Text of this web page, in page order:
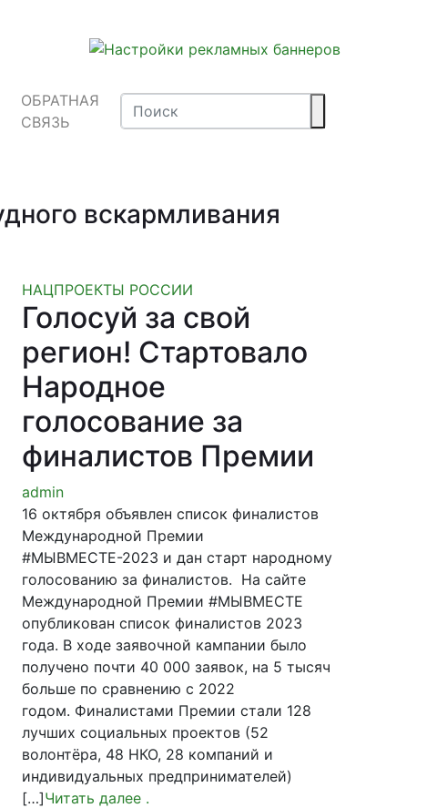
ОБРАТНАЯ
СВЯЗЬ
вскармливания
НАЦПРОЕКТЫ РОССИИ
Голосуй за свой
регион! Стартовало
Народное
голосование за
финалистов Премии
admin
16 октября объявлен список финалистов
Международной Премии
#МЫВМЕСТЕ-2023 и дан старт народному
голосованию за финалистов. На сайте
Международной Премии #МЫВМЕСТЕ
опубликован список финалистов 2023
года. В ходе заявочной кампании было
получено почти 40 000 заявок, на 5 тысяч
больше по сравнению с 2022
годом. Финалистами Премии стали 128
лучших социальных проектов (52
волонтёра, 48 НКО, 28 компаний и
индивидуальных предпринимателей)
[…]Читать далее .